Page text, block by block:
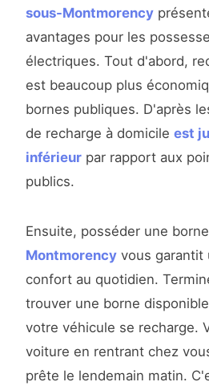
sous-Montmorency
avantages pour les
électriques. Tout d'abord,
est beaucoup plus
bornes publiques. D'après
de recharge à domicile est
inférieur par rapport aux
publics.
Ensuite, posséder une
Montmorency vous garantit
confort au quotidien.
trouver une borne
votre véhicule se recharge.
voiture en rentrant chez
prête le lendemain matin.